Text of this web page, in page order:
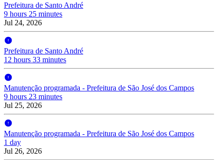
Prefeitura de Santo André
9 hours 25 minutes
Jul 24, 2026
Prefeitura de Santo André
12 hours 33 minutes
Manutenção programada - Prefeitura de São José dos Campos
9 hours 23 minutes
Jul 25, 2026
Manutenção programada - Prefeitura de São José dos Campos
1 day
Jul 26, 2026